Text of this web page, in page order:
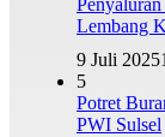
Lembang
9 Juli 2025
5
Potret
PWI Sulsel